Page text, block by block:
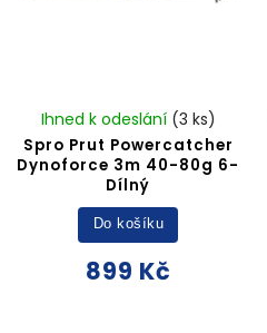
Spro Prut Powercatcher
Dynoforce 3m 40-80g 6-
Dílný
Ihned k odeslání (3 ks)
899 Kč
Do košíku